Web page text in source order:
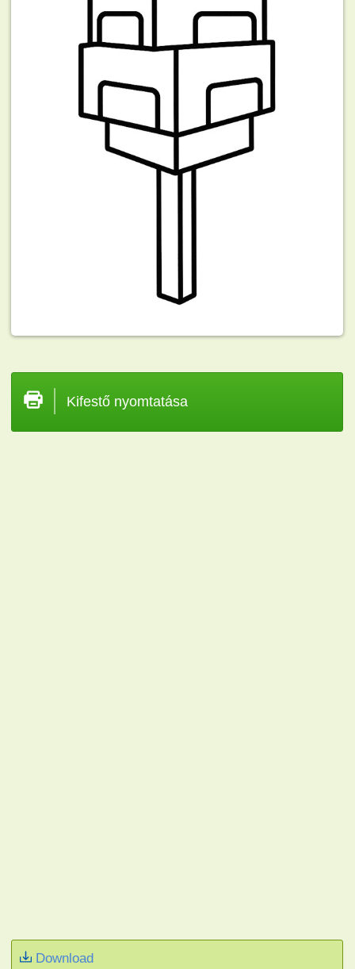
Kifestő nyomtatása
Download